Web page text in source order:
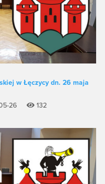
w Łęczycy dn. 26 maja
05-26
132